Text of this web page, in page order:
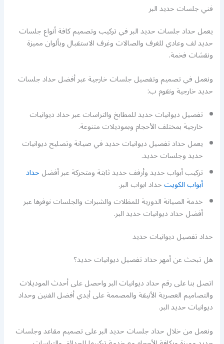
فني جلسات حديد البر
يعمل حداد جلسات حديد البر في تركيب وتصميم كافة أنواع جلسات
حديد لف وعادي للغرف والصالات وغرف الاستقبال وبألوان مميزة
ونقشات فخمة.
ونعمل في تصميم وتفصيل جلسات خارجية عبر أفضل حداد جلسات
حديد خارجية ونقوم ب:
تفصيل ديوانيات حديد للمطابخ والتراسات عبر حداد ديوانيات
خارجية بمختلف الأحجام وبموديلات متنوعة.
يعمل حداد تفصيل ديوانيات حديد في صيانة وتصليح ديوانيات
حديد وجلسات حديد.
تركيب أبواب حديد وأرفف حديد ثابتة ومتحركة عبر أفضلحداد
أبواب الكويتحداد ابواب البر.
خدمة الصيانة الدورية للمظلات والشبرات والجلسات نوفرها عبر
أفضل حداد ديوانيات حديد البر.
حداد تفصيل ديوانيات حديد
هل تبحث عن أمهر حداد تفصيل ديوانيات حديد؟
اتصل بنا على رقم حداد ديوانيات البر واحصل على أحدث الموديلات
والتصاميم العصرية الأنيقة والمصممة على أيدي أفضل الفنين وحداد
ديوانيات حديد البر.
ونعمل من خلال حداد جلسات حديد البر على تصميم مقاعد وجلسات